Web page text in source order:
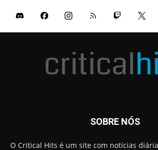
SOBRE NÓS
O Critical Hits é um site com notícias